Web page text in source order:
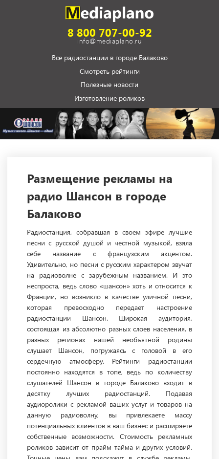
8 800 707-00-92
info@mediaplano.ru
Все радиостанции в городе Балаково
Смотреть рейтинги
Полезные новости
Изготовление роликов
Размещение рекламы на
радио Шансон в городе
Балаково
Радиостанция, собравшая в своем эфире лучшие
песни с русской душой и честной музыкой, взяла
себе название с французским акцентом.
Удивительно, но песни с русским характером звучат
на радиоволне с зарубежным названием. И это
неспроста, ведь слово «шансон» хоть и относится к
Франции, но возникло в качестве уличной песни,
которая превосходно передает настроение
радиостанции Шансон. Широкая аудитория,
состоящая из абсолютно разных слоев населения, в
разных регионах нашей необъятной родины
слушает Шансон, погружаясь с головой в его
сердечную атмосферу. Рейтинги радиостанции
постоянно находятся в топе, ведь по количеству
слушателей Шансон в городе Балаково входит в
десятку лучших радиостанций. Подавая
аудиоролики с рекламой ваших услуг и товаров на
данную радиоволну, вы привлекаете массу
потенциальных клиентов в ваш бизнес и расширяете
собственные возможности. Стоимость рекламных
роликов зависит от прайм-тайма и других условий.